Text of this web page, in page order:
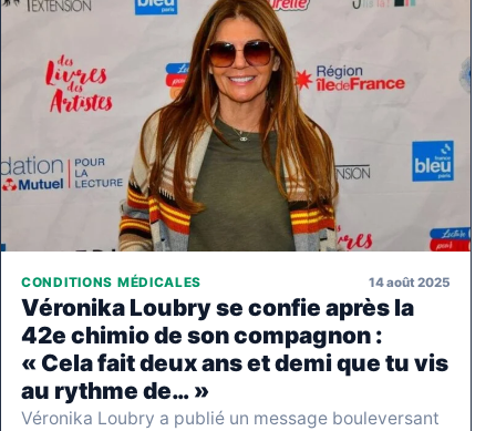
CONDITIONS MÉDICALES 14 août 2025
Véronika Loubry se confie après la
42e chimio de son compagnon :
« Cela fait deux ans et demi que tu vis
au rythme de… »
Véronika Loubry a publié un message bouleversant